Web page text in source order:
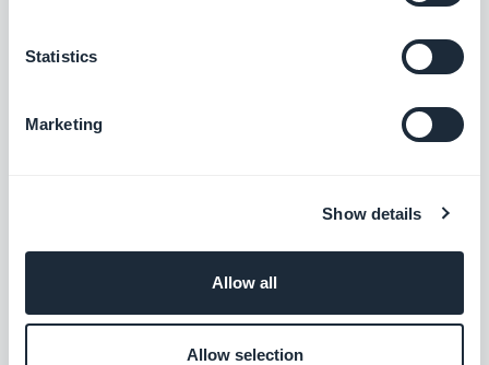
Statistics
Marketing
Show details
Allow all
Allow selection